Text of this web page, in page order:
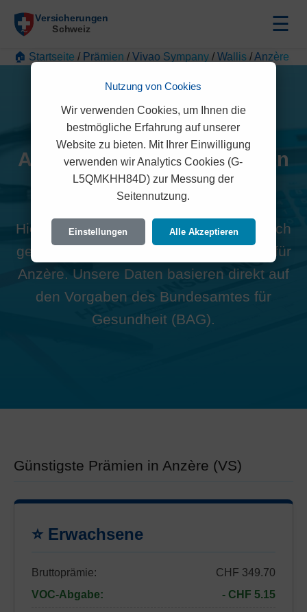
☰
🏠 Startseite / Prämien / Vivao Sympany / Wallis /Anzère
Alle Vivao Sympany Prämien
in Anzère (1972)
Hier finden Sie die offiziellen und rechtlich
geprüften Prämien der Vivao Sympany für
Anzère. Unsere Daten basieren direkt auf
den Vorgaben des Bundesamtes für
Gesundheit (BAG).
Günstigste Prämien in Anzère (VS)
⭐ Erwachsene
Bruttoprämie:
CHF 349.70
VOC-Abgabe:
- CHF 5.15
Nutzung von Cookies
Wir verwenden Cookies, um Ihnen die
bestmögliche Erfahrung auf unserer
Website zu bieten. Mit Ihrer Einwilligung
verwenden wir Analytics Cookies (G-
L5QMKHH84D) zur Messung der
Seitennutzung.
Einstellungen Alle Akzeptieren